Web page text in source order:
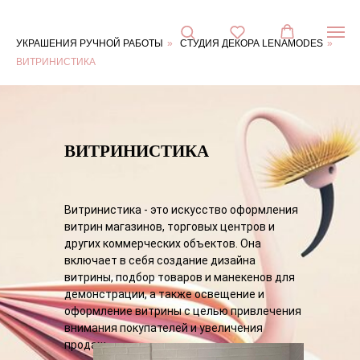
УКРАШЕНИЯ РУЧНОЙ РАБОТЫ » СТУДИЯ ДЕКОРА LENAMODES »
ВИТРИНИСТИКА
Ул.
Достоевского,
Гатчинский
Ленинградская
дер.
Горки,
Телефон:+7
(921)313-
ВИТРИНИСТИКА
Витринистика - это искусство оформления
витрин магазинов, торговых центров и
других коммерческих объектов. Она
включает в себя создание дизайна
витрины, подбор товаров и манекенов для
демонстрации, а также освещение и
оформление витрины с целью привлечения
внимания покупателей и увеличения
продаж.